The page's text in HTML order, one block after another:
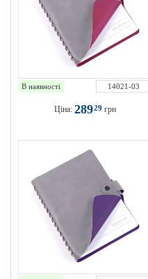
В наявності 14021-03
Ціна: 28929 грн